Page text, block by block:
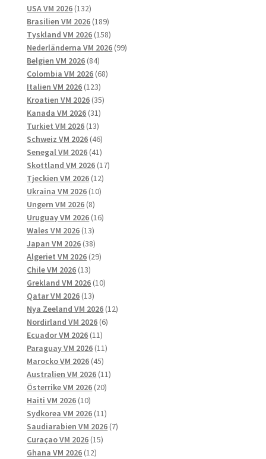
USA VM 2026 132132
produkter
Brasilien VM 2026 189189
produkter
Tyskland VM 2026 158158
produkter
Nederländerna VM 2026 9999
Belgien VM 2026 8484
produkter
Colombia VM 2026 6868
Italien VM 2026 123123
produkter
Kroatien VM 2026 3535
Kanada VM 2026 3131
produkter
Turkiet VM 2026 1313
produkter
Schweiz VM 2026 4646
produkter
Senegal VM 2026 4141
produkter
Skottland VM 2026 1717
Tjeckien VM 2026 1212
Ukraina VM 2026 1010
Ungern VM 2026 88
produkter
Uruguay VM 2026 1616
Wales VM 2026 1313
produkter
Japan VM 2026 3838
produkter
Algeriet VM 2026 2929
Chile VM 2026 1313
produkter
Grekland VM 2026 1010
Qatar VM 2026 1313
produkter
Nya Zeeland VM 2026 1212
Nordirland VM 2026 66
Ecuador VM 2026 1111
produkter
Paraguay VM 2026 1111
Marocko VM 2026 4545
produkter
Australien VM 2026 1111
Österrike VM 2026 2020
Haiti VM 2026 1010
produkter
Sydkorea VM 2026 1111
produkter
Saudiarabien VM 2026 77
Curaçao VM 2026 1515
Ghana VM 2026 1212